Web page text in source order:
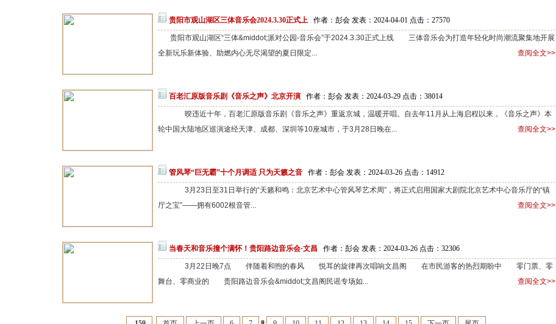
贵阳市观山湖区三体音乐会2024.3.30正式上 作者：彭会 发表：2024-04-01 点击： 27570
贵阳市观山湖区“三体&middot;派对公园-音乐会”于2024.3.30正式上线 三体音乐会为打造年轻化时尚潮流聚集地开展
全新玩乐新体验、助燃内心无尽渴望的夏日限定...
查阅全文>>
百老汇原版音乐剧《音乐之声》北京开演 作者：彭会 发表：2024-03-29 点击： 38014
暌违近十年，百老汇原版音乐剧《音乐之声》重返京城，温暖开唱。自去年11月从上海启程以来，《音乐之声》本
轮中国大陆地区巡演途经天津、成都、深圳等10座城市，于3月28日晚在...
查阅全文>>
管风琴“巨无霸”十个月调适 只为天籁之音 作者：彭会 发表：2024-03-26 点击： 14912
3月23日至31日举行的“天籁和鸣：北京艺术中心管风琴艺术周”，将正式启用国家大剧院北京艺术中心音乐厅的“镇
厅之宝”——拥有6002根音管...
查阅全文>>
当春天和音乐撞个满怀！贵阳路边音乐会·文昌 作者：彭会 发表：2024-03-26 点击： 32306
3月22日晚7点 伴随着和煦的春风 悦耳的旋律再次唱响文昌阁 在市民游客的热烈期盼中 零门票、零
舞台、零商业的 贵阳路边音乐会&middot;文昌阁民谣专场如...
查阅全文>>